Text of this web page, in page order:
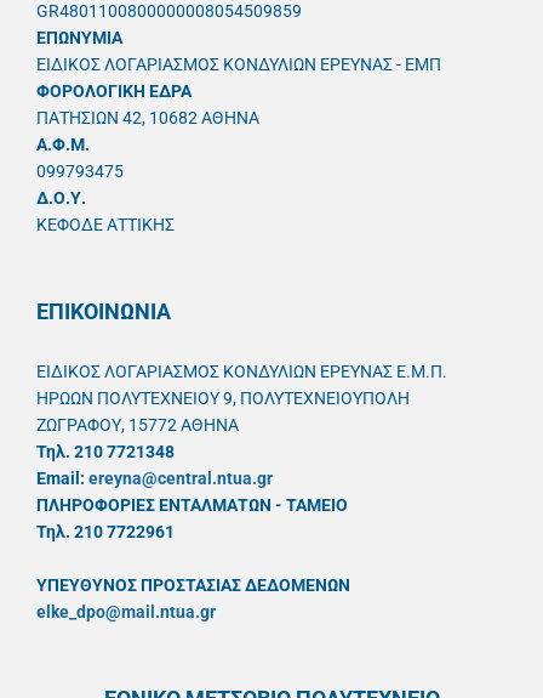
GR4801100800000008054509859
ΕΠΩΝΥΜΙΑ
ΕΙΔΙΚΟΣ ΛΟΓΑΡΙΑΣΜΟΣ ΚΟΝΔΥΛΙΩΝ ΕΡΕΥΝΑΣ - ΕΜΠ
ΦΟΡΟΛΟΓΙΚΗ ΕΔΡΑ
ΠΑΤΗΣΙΩΝ 42, 10682 ΑΘΗΝΑ
A.Φ.Μ.
099793475
Δ.Ο.Υ.
ΚΕΦΟΔΕ ΑΤΤΙΚΗΣ
ΕΠΙΚΟΙΝΩΝΙΑ
ΕΙΔΙΚΟΣ ΛΟΓΑΡΙΑΣΜΟΣ ΚΟΝΔΥΛΙΩΝ ΕΡΕΥΝΑΣ Ε.Μ.Π.
ΗΡΩΩΝ ΠΟΛΥΤΕΧΝΕΙΟΥ 9, ΠΟΛΥΤΕΧΝΕΙΟΥΠΟΛΗ
ΖΩΓΡΑΦΟΥ, 15772 ΑΘΗΝΑ
Τηλ. 210 7721348
Email: ereyna@central.ntua.gr
ΠΛΗΡΟΦΟΡΙΕΣ ΕΝΤΑΛΜΑΤΩΝ - ΤΑΜΕΙΟ
Τηλ. 210 7722961
ΥΠΕΥΘYΝΟΣ ΠΡΟΣΤΑΣΙΑΣ ΔΕΔΟΜΕΝΩΝ
elke_dpo@mail.ntua.gr